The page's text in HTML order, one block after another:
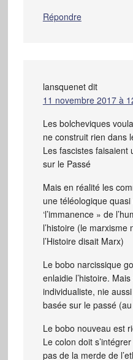
Répondre
lansquenet dit
11 novembre 2017 à
Les bolcheviques
ne construit rien dans
Les fascistes faisaient
sur le Passé
Mais en réalité les
une téléologique
‘l’immanence » de
l’histoire (le marxisme
l’Histoire disait Marx)
Le bobo narcissique
enlaidie l’histoire.
individualiste, nie
basée sur le passé
Le bobo nouveau est
Le colon doit
pas de la merde de